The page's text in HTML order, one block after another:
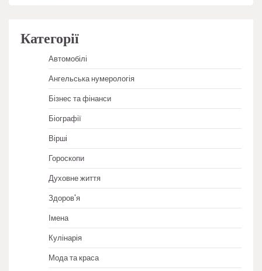
Категорії
Автомобілі
Ангельська нумерологія
Бізнес та фінанси
Біографії
Вірші
Гороскопи
Духовне життя
Здоров'я
Імена
Кулінарія
Мода та краса